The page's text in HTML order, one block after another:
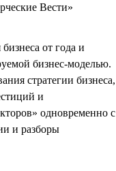
Вести»
от года и
бизнес-моделью.
стратегии бизнеса,
и
одновременно с
и разборы